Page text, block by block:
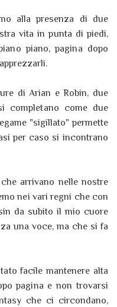
alla presenza di due
vita in punta di piedi,
piano, pagina dopo
di Arian e Robin, due
completano come due
"sigillato" permette
per caso si incontrano
arrivano nelle nostre
nei vari regni che con
da subito il mio cuore
una voce, ma che si fa
facile mantenere alta
pagina e non trovarsi
che ci circondano,